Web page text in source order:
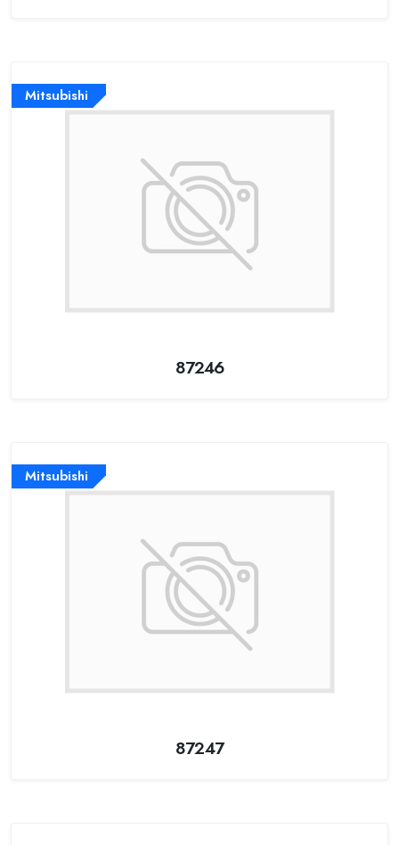
Mitsubishi
87246
Mitsubishi
87247